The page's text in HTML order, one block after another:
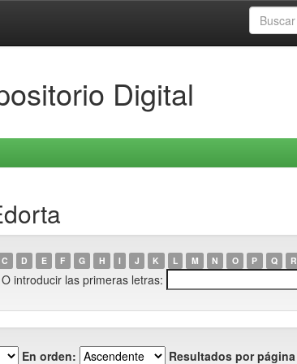
Digital
C D E F G H I J K L M N O P Q R
O introducir las primeras letras:
En orden: Resultados por página